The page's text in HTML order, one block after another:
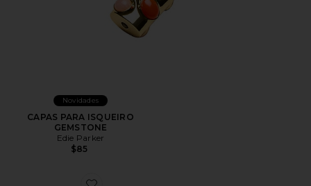
Novidades
CAPAS PARA ISQUEIRO
GEMSTONE
Edie Parker
$85